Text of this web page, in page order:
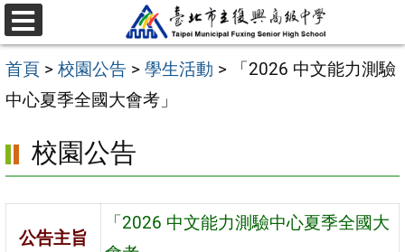
跳
至
主
要
容
區
選
單
首頁 > 校園公告 > 學生活動 >
「2026 中文能力測驗
中心夏季全國大會考」
校園公告
公告主旨
「2026 中文能力測驗中心夏季全國大